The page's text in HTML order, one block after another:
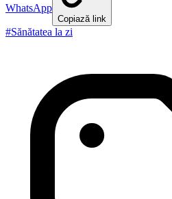
WhatsApp
Copiază link
#Sănătatea la zi